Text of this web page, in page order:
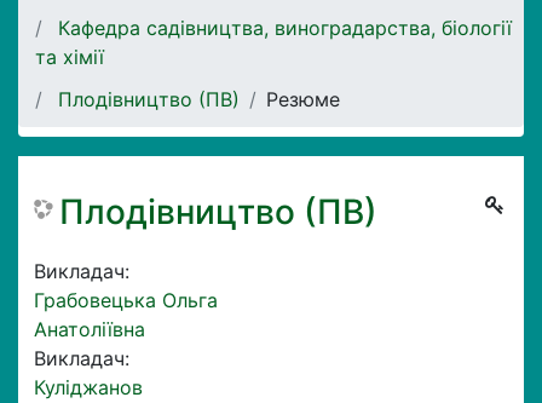
Кафедра садівництва, виноградарства, біології
та хімії
Плодівництво (ПВ)
Резюме
Плодівництво (ПВ)
Викладач:
Грабовецька Ольга
Анатоліївна
Викладач:
Куліджанов